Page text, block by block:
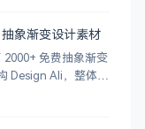
象渐变设计素材
免费抽象渐变
Design Ali，整体渐
生成的元素，需要